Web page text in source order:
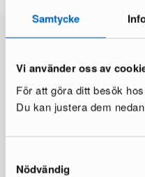
Samtycke
Vi använder oss av
För att göra ditt besök
Du kan justera dem
Nödvändig
äggkopp